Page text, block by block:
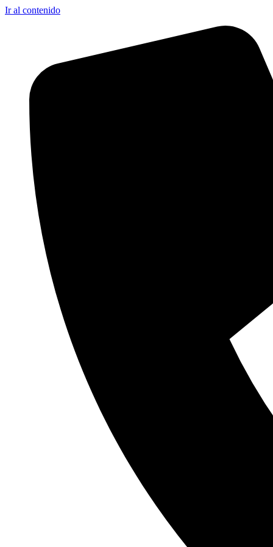
Ir al contenido